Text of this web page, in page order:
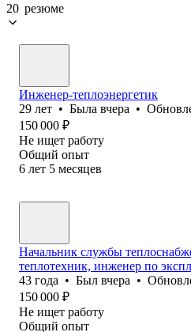
20 резюме
Инженер-теплоэнергетик
29 лет • Была вчера •
150 000 ₽
Не ищет работу
Общий опыт
6 лет 5 месяцев
Начальник службы
теплотехник, инженер по
43 года • Был вчера •
150 000 ₽
Не ищет работу
Общий опыт